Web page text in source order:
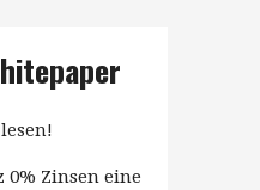
0% Zinsen eine